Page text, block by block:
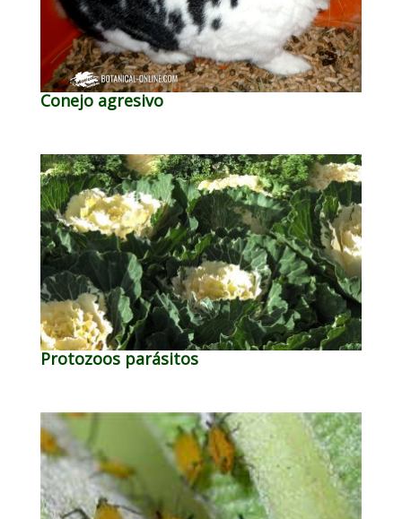
Conejo agresivo
Protozoos parásitos